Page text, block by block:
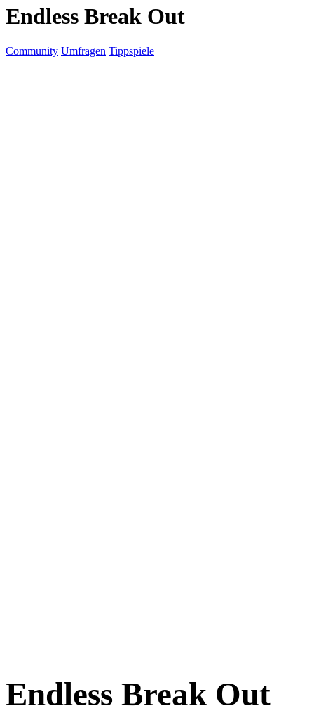
Endless Break Out
Community Umfragen Tippspiele
Endless Break Out